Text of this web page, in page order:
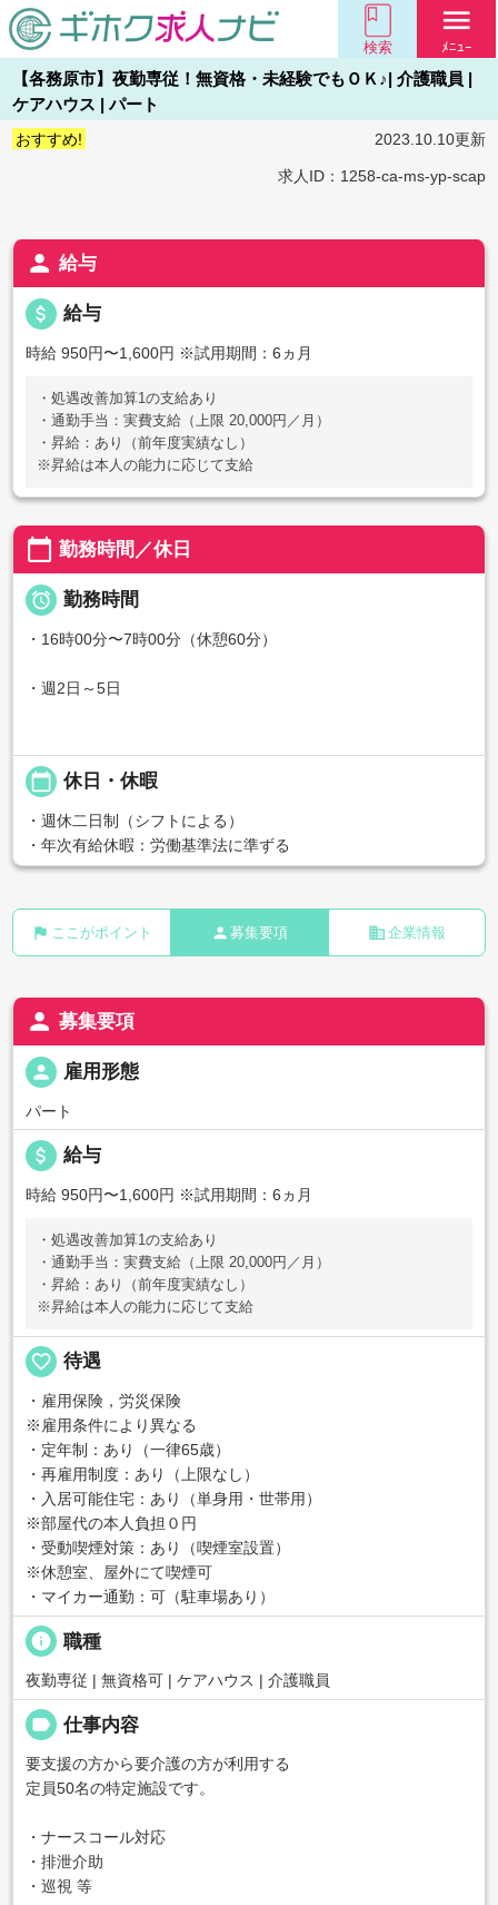
検索
menu
ﾒﾆｭｰ
【各務原市】夜勤専従！無資格・未経験でもＯＫ♪| 介護職員 |
ケアハウス | パート
おすすめ! 2023.10.10更新
求人ID：1258-ca-ms-yp-scap
person 給与
attach_money 給与
時給 950円〜1,600円 ※試用期間：6ヵ月
・処遇改善加算1の支給あり
・通勤手当：実費支給（上限 20,000円／月）
・昇給：あり（前年度実績なし）
※昇給は本人の能力に応じて支給
calendar_today 勤務時間／休日
 勤務時間
・16時00分〜7時00分（休憩60分）
・週2日～5日
calendar_today 休日・休暇
・週休二日制（シフトによる）
・年次有給休暇：労働基準法に準ずる
flag ここがポイント person 募集要項 business 企業情報
person 募集要項
person 雇用形態
パート
attach_money 給与
時給 950円〜1,600円 ※試用期間：6ヵ月
・処遇改善加算1の支給あり
・通勤手当：実費支給（上限 20,000円／月）
・昇給：あり（前年度実績なし）
※昇給は本人の能力に応じて支給
favorite_border 待遇
・雇用保険，労災保険
※雇用条件により異なる
・定年制：あり（一律65歳）
・再雇用制度：あり（上限なし）
・入居可能住宅：あり（単身用・世帯用）
※部屋代の本人負担０円
・受動喫煙対策：あり（喫煙室設置）
※休憩室、屋外にて喫煙可
・マイカー通勤：可（駐車場あり）
info 職種
夜勤専従 | 無資格可 | ケアハウス | 介護職員
label 仕事内容
要支援の方から要介護の方が利用する
定員50名の特定施設です。
・ナースコール対応
・排泄介助
・巡視 等